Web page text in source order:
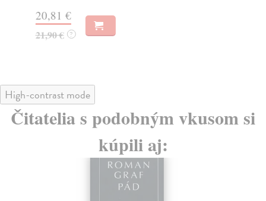
20,81 €
21,90 € ?
High-contrast mode
Čitatelia s podobným vkusom si
kúpili aj: